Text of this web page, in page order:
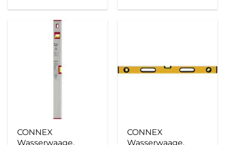
CONNEX
Wasserwaage,
CONNEX
Wasserwaage,